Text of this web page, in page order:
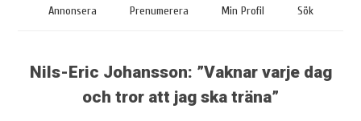
Annonsera Prenumerera Min Profil Sök
Nils-Eric Johansson: ”Vaknar varje dag
och tror att jag ska träna”